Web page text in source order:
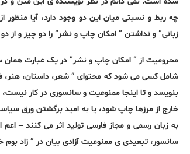
چه ربط و نسبتی میان این دو وجود دارد، آیا
زبانی” و نداشتن ” امکان چاپ و نشر” را دو چیز و
محرومیت از ” امکان چاپ و نشر” در یک عبارت همان
شامل کسی می شود که محتوای ” شعر، داستان، هنر،
بنویسد و تا اینجا ممنوعیت و سانسوری در کار
خارج از مرزها چاپ شود، یا به امید برگشتن ورق
به زبان رسمی و مجاز فارسی تولید اثر می کنند –
سانسور، تبعیدی ی ممنوعیت آزادی بیان در ” زاد بوم